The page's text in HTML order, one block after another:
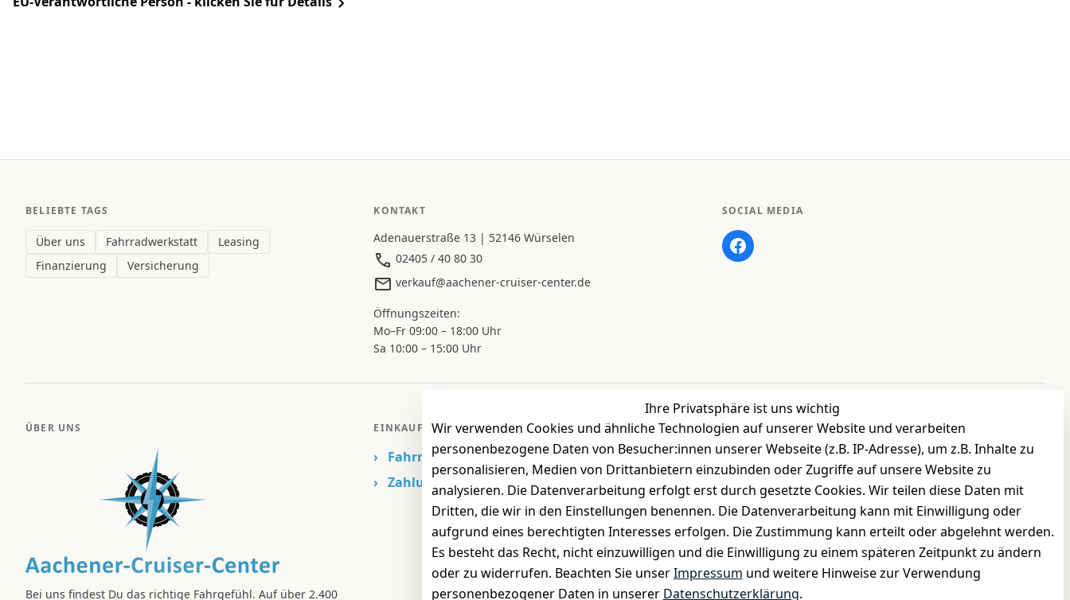
Ihre Privatsphäre ist uns wichtig
Wir verwenden Cookies und ähnliche Technologien auf unserer Website und verarbeiten
personenbezogene Daten von Besucher:innen unserer Webseite (z.B. IP-Adresse), um z.B. Inhalte zu
personalisieren, Medien von Drittanbietern einzubinden oder Zugriffe auf unsere Website zu
analysieren. Die Datenverarbeitung erfolgt erst durch gesetzte Cookies. Wir teilen diese Daten mit
Dritten, die wir in den Einstellungen benennen. Die Datenverarbeitung kann mit Einwilligung oder
aufgrund eines berechtigten Interesses erfolgen. Die Zustimmung kann erteilt oder abgelehnt werden.
Es besteht das Recht, nicht einzuwilligen und die Einwilligung zu einem späteren Zeitpunkt zu ändern
oder zu widerrufen. Beachten Sie unserImpressum und weitere Hinweise zur Verwendung
personenbezogener Daten in unserer Datenschutzerklärung.
BELIEBTE TAGS
Über uns Fahrradwerkstatt
Leasing
Finanzierung
Versicherung
KONTAKT
Adenauerstraße 13 | 52146 Würselen
02405 / 40 80 30
verkauf@aachener-cruiser-center.de
Öffnungszeiten:
Mo–Fr 09:00 – 18:00 Uhr
Sa 10:00 – 15:00 Uhr
SOCIAL MEDIA
ÜBER UNS
Bei uns findest Du das richtige Fahrgefühl. Auf über 2.400
EINKAUFEN
› Fahrrad Aachen
› Zahlungs- und Versandbedingungen
INFORMATIONEN
›
Batteriehinweis
›
Widerrufsrecht
› Impressum
›
Datenschutzerklärung
›
AGB
› Kontakt